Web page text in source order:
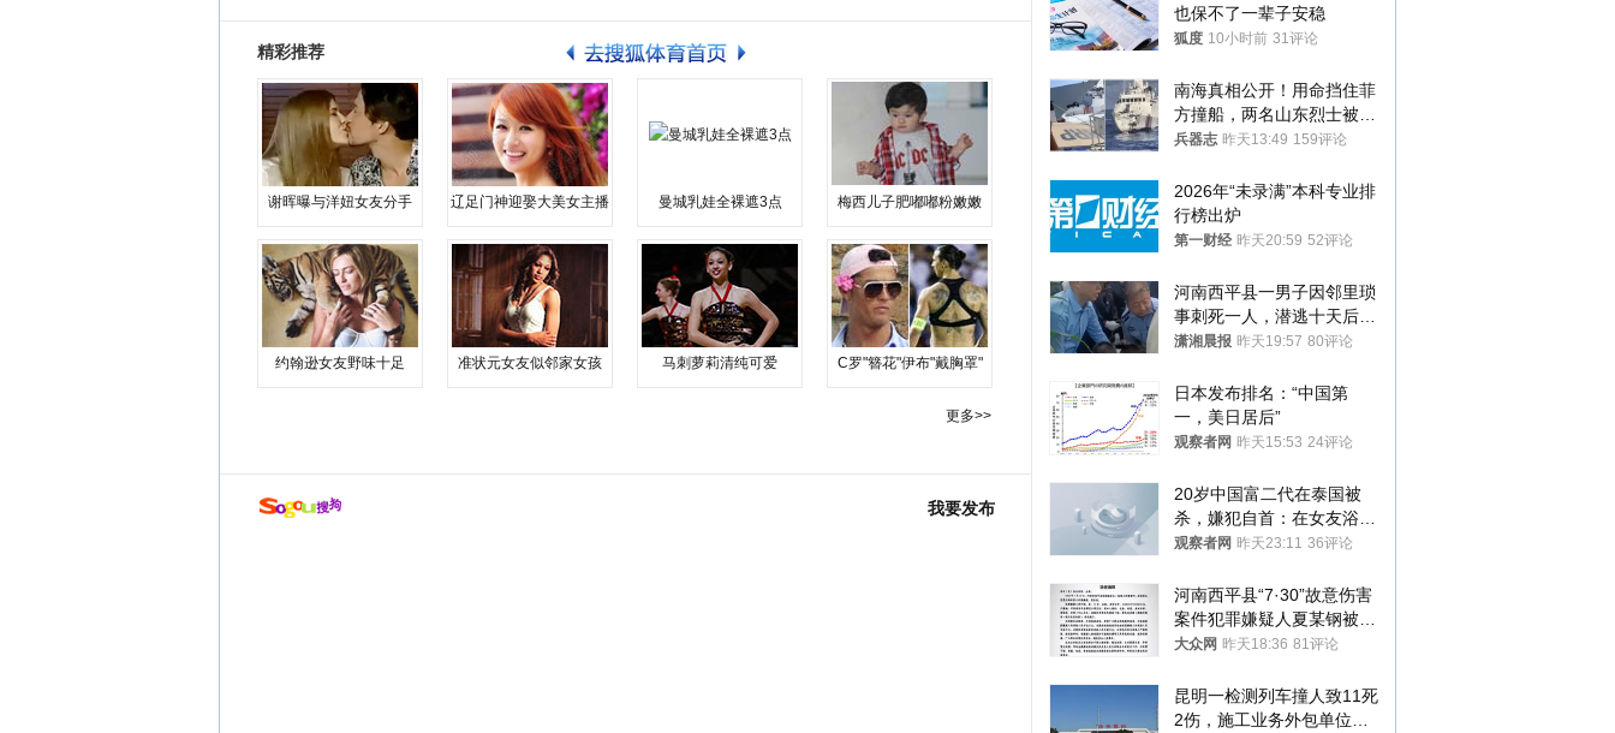
精彩推荐
谢晖曝与洋妞女友分手 辽足门神迎娶大美女主播 曼城乳娃全裸遮3点 梅西儿子肥嘟嘟粉嫩嫩
约翰逊女友野味十足 准状元女友似邻家女孩 马刺萝莉清纯可爱 C罗"簪花"伊布"戴胸罩"
更多>>
我要发布
也保不了一辈子安稳
狐度 10小时前 31评论
南海真相公开！用命挡住菲
方撞船，两名山东烈士被授
武警最高荣誉
兵器志 昨天13:49 159评论
2026年“未录满”本科专业排
行榜出炉
第一财经 昨天20:59 52评论
河南西平县一男子因邻里琐
事刺死一人，潜逃十天后在
十多公里外一片玉米地里落
潇湘晨报 昨天19:57 80评论
日本发布排名：“中国第
一，美日居后”
观察者网 昨天15:53 24评论
20岁中国富二代在泰国被
杀，嫌犯自首：在女友浴室
看到他
观察者网 昨天23:11 36评论
河南西平县“7·30”故意伤害
案件犯罪嫌疑人夏某钢被抓
获
大众网 昨天18:36 81评论
昆明一检测列车撞人致11死
2伤，施工业务外包单位被